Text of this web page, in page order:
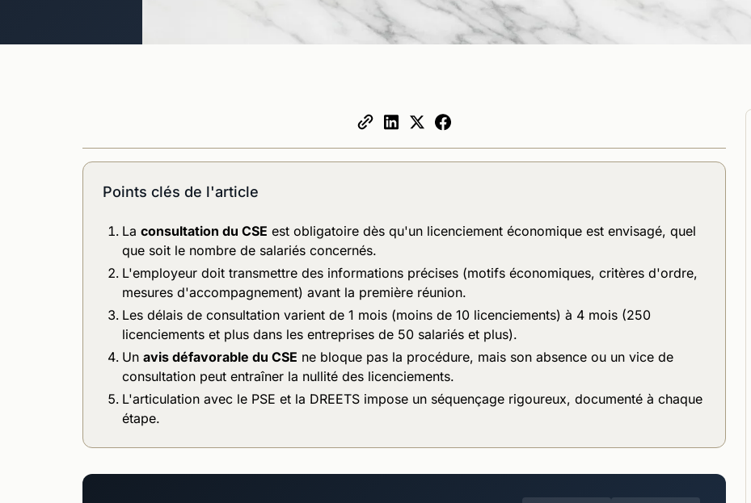
Points clés de l'article
La consultation du CSE est obligatoire dès qu'un licenciement économique est envisagé, quel
que soit le nombre de salariés concernés.
L'employeur doit transmettre des informations précises (motifs économiques, critères d'ordre,
mesures d'accompagnement) avant la première réunion.
Les délais de consultation varient de 1 mois (moins de 10 licenciements) à 4 mois (250
licenciements et plus dans les entreprises de 50 salariés et plus).
Un avis défavorable du CSE ne bloque pas la procédure, mais son absence ou un vice de
consultation peut entraîner la nullité des licenciements.
L'articulation avec le PSE et la DREETS impose un séquençage rigoureux, documenté à chaque
étape.